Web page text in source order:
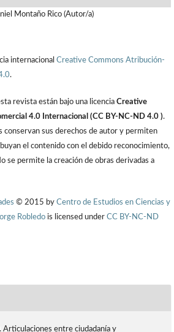
Montaño Rico (Autor/a)
internacional Creative Commons Atribución-
.
revista están bajo una licencia Creative
4.0 Internacional (CC BY-NC-ND 4.0 ).
conservan sus derechos de autor y permiten
el contenido con el debido reconocimiento,
se permite la creación de obras derivadas a
© 2015 by Centro de Estudios en Ciencias y
Robledo is licensed under CC BY-NC-ND
Articulaciones entre ciudadanía y